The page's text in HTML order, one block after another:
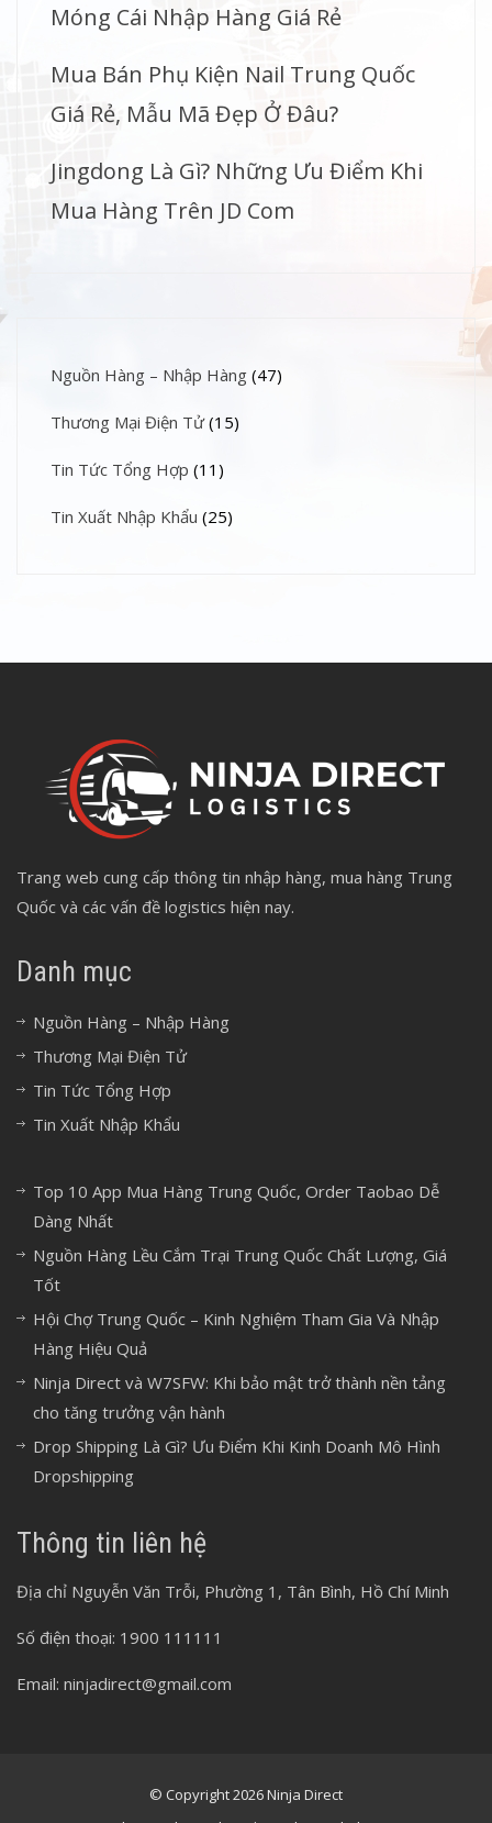
Móng Cái Nhập Hàng Giá Rẻ
Mua Bán Phụ Kiện Nail Trung Quốc
Giá Rẻ, Mẫu Mã Đẹp Ở Đâu?
Jingdong Là Gì? Những Ưu Điểm Khi
Mua Hàng Trên JD Com
Nguồn Hàng – Nhập Hàng (47)
Thương Mại Điện Tử(15)
Tin Tức Tổng Hợp (11)
Tin Xuất Nhập Khẩu (25)
Trang web cung cấp thông tin nhập hàng, mua hàng Trung
Quốc và các vấn đề logistics hiện nay.
Danh mục
Nguồn Hàng – Nhập Hàng
Thương Mại Điện Tử
Tin Tức Tổng Hợp
Tin Xuất Nhập Khẩu
Top 10 App Mua Hàng Trung Quốc, Order Taobao Dễ
Dàng Nhất
Nguồn Hàng Lều Cắm Trại Trung Quốc Chất Lượng, Giá
Tốt
Hội Chợ Trung Quốc – Kinh Nghiệm Tham Gia Và Nhập
Hàng Hiệu Quả
Ninja Direct và W7SFW: Khi bảo mật trở thành nền tảng
cho tăng trưởng vận hành
Drop Shipping Là Gì? Ưu Điểm Khi Kinh Doanh Mô Hình
Dropshipping
Thông tin liên hệ
Địa chỉ Nguyễn Văn Trỗi, Phường 1, Tân Bình, Hồ Chí Minh
Số điện thoại: 1900 111111
Email: ninjadirect@gmail.com
© Copyright 2026 Ninja Direct